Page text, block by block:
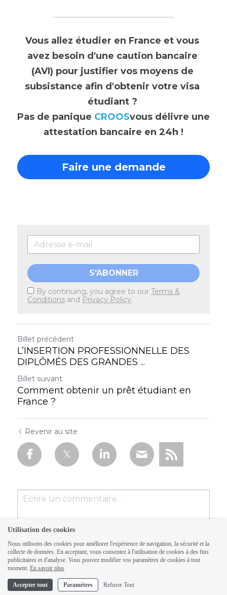
Vous allez étudier en France et vous
avez besoin d'une caution bancaire
(AVI) pour justifier vos moyens de
subsistance afin d'obtenir votre visa
étudiant ?
Pas de panique CROOSvous délivre une
attestation bancaire en 24h !
Faire une demande
S'ABONNER
By continuing, you agree to our Terms &
Conditions and Privacy Policy.
Billet précédent
L’INSERTION PROFESSIONNELLE DES
DIPLÔMÉS DES GRANDES ...
Billet suivant
Comment obtenir un prêt étudiant en
France ?
Revenir au site
Soumettre Annuler
Utilisation des cookies
Nous utilisons des cookies pour améliorer l'expérience de navigation, la sécurité et la
collecte de données. En acceptant, vous consentez à l'utilisation de cookies à des fins
publicitaires et d'analyse. Vous pouvez modifier vos paramètres de cookies à tout
moment. En savoir plus
Accepter tout Paramètres Refuser Tout